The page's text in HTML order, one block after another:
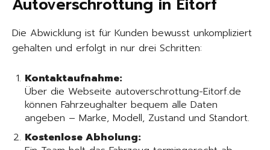
Autoverschrottung in Eitorf
Die Abwicklung ist für Kunden bewusst unkompliziert
gehalten und erfolgt in nur drei Schritten:
Kontaktaufnahme:
Über die Webseite autoverschrottung-Eitorf.de
können Fahrzeughalter bequem alle Daten
angeben – Marke, Modell, Zustand und Standort.
Kostenlose Abholung: